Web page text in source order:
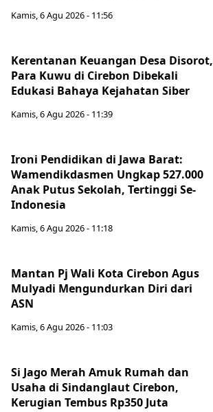
Kamis, 6 Agu 2026 - 11:56
Kerentanan Keuangan Desa Disorot,
Para Kuwu di Cirebon Dibekali
Edukasi Bahaya Kejahatan Siber
Kamis, 6 Agu 2026 - 11:39
Ironi Pendidikan di Jawa Barat:
Wamendikdasmen Ungkap 527.000
Anak Putus Sekolah, Tertinggi Se-
Indonesia
Kamis, 6 Agu 2026 - 11:18
Mantan Pj Wali Kota Cirebon Agus
Mulyadi Mengundurkan Diri dari
ASN
Kamis, 6 Agu 2026 - 11:03
Si Jago Merah Amuk Rumah dan
Usaha di Sindanglaut Cirebon,
Kerugian Tembus Rp350 Juta